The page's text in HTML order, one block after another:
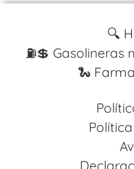
🔍
⛽️💲
🐍